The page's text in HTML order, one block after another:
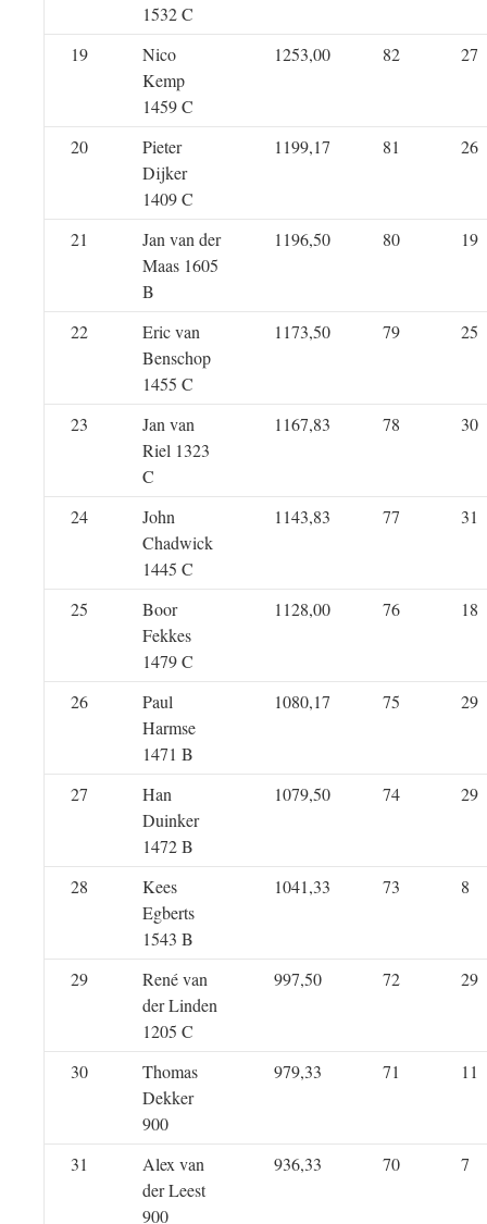
1532 C
19
Nico
Kemp
1459 C
1253,00 82 27
20
Pieter
Dijker
1409 C
1199,17 81 26
21
Jan van der
Maas 1605
B
1196,50 80 19
22
Eric van
Benschop
1455 C
1173,50 79 25
23
Jan van
Riel 1323
C
1167,83 78 30
24
John
Chadwick
1445 C
1143,83 77 31
25
Boor
Fekkes
1479 C
1128,00 76 18
26
Paul
Harmse
1471 B
1080,17 75 29
27
Han
Duinker
1472 B
1079,50 74 29
28
Kees
Egberts
1543 B
1041,33 73 8
29
René van
der Linden
1205 C
997,50 72 29
30
Thomas
Dekker
900
979,33 71 11
31
Alex van
der Leest
900
936,33 70 7